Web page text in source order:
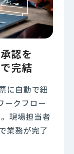
認を
完結
に自動で紐
ークフロー
現場担当者
業務が完了